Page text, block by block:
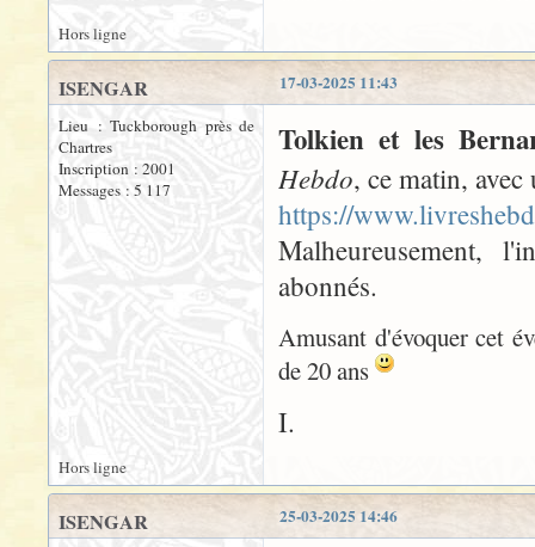
Hors ligne
17-03-2025 11:43
ISENGAR
Lieu : Tuckborough près de
Chartres
Inscription : 2001
Messages : 5 117
Tolkien et les
Hebdo, ce matin,
https://
Malheureusement,
abonnés.
Amusant d'évoquer cet
de 20 ans
I.
Hors ligne
25-03-2025 14:46
ISENGAR